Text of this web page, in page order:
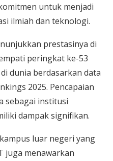
untuk menjadi
ilmiah dan teknologi.
prestasinya di
peringkat ke-53
dunia berdasarkan data
2025. Pencapaian
sebagai institusi
dampak signifikan.
luar negeri yang
juga menawarkan